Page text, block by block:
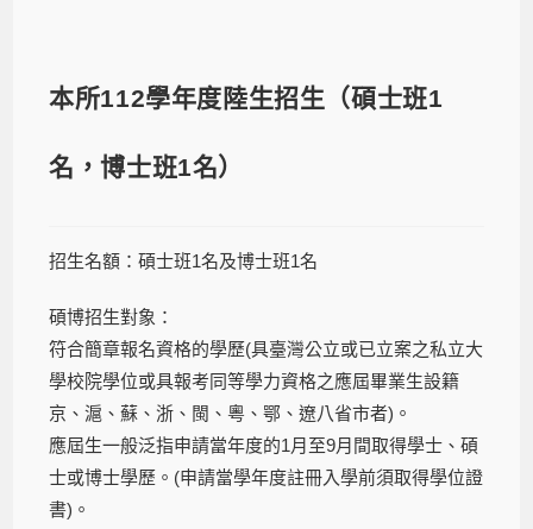
本所112學年度陸生招生（碩士班1
名，博士班1名）
招生名額：碩士班1名及博士班1名
碩博招生對象：
符合簡章報名資格的學歷(具臺灣公立或已立案之私立大
學校院學位或具報考同等學力資格之應屆畢業生設籍
京、滬、蘇、浙、閩、粵、鄂、遼八省市者)。
應屆生一般泛指申請當年度的1月至9月間取得學士、碩
士或博士學歷。(申請當學年度註冊入學前須取得學位證
書)。